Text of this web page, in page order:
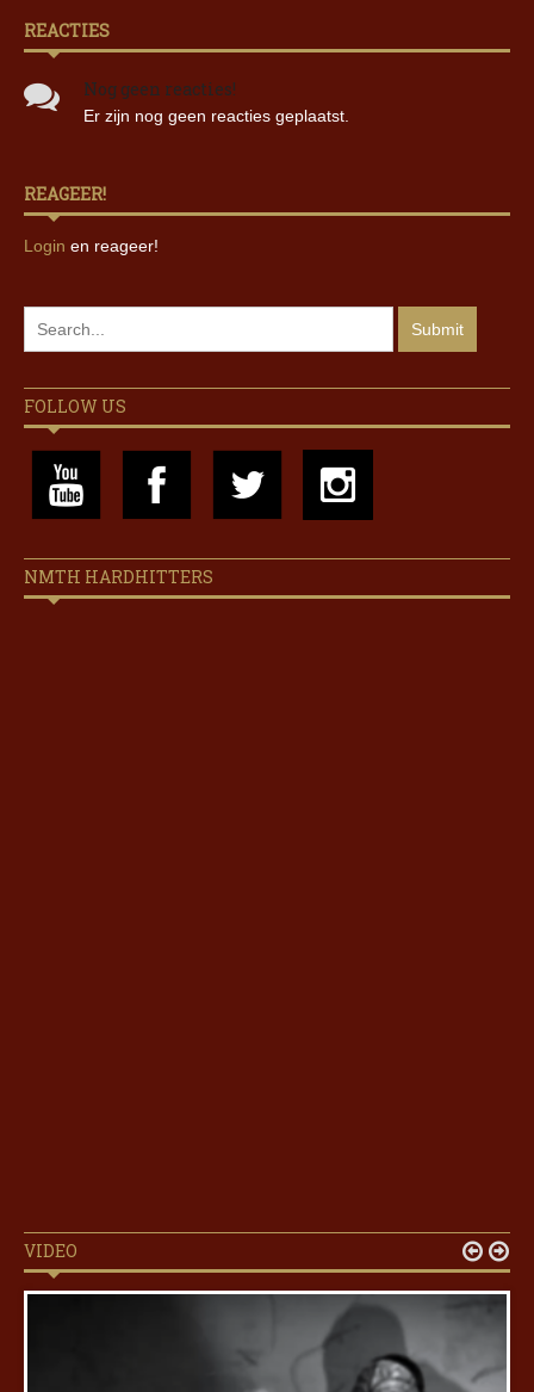
REACTIES
Nog geen reacties!
Er zijn nog geen reacties geplaatst.
REAGEER!
Login en reageer!
FOLLOW US
NMTH HARDHITTERS
VIDEO  